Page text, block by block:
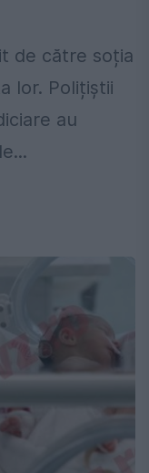
de către soția
lor. Polițiștii
au